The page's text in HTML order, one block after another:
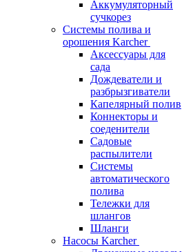
Аккумуляторный
сучкорез
Системы полива и
орошения Karcher
Аксессуары для
сада
Дождеватели и
разбрызгиватели
Капелярный полив
Коннекторы и
соеденители
Садовые
распылители
Системы
автоматического
полива
Тележки для
шлангов
Шланги
Насосы Karcher